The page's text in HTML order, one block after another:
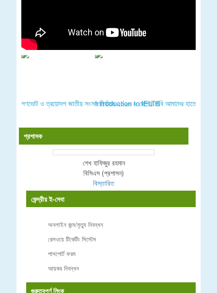
গণভোট ও ত্রয়োদশ জাতীয় সংসদ নির্বাচন ২০২৬ – দেশের চাবি আমাদের হাতে
Introduction to IELTS
প্রশাসক
শেখ হাফিজুর রহমান
বিসিএস (প্রশাসন)
বিস্তারিত
কেন্দ্রীয় ই-সেবা
অনলাইন জন্ম/মৃত্যু নিবন্ধন
রেলওয়ে টিকেটিং সিস্টেম
পাসপোর্ট ফরম
আয়কর নিবন্ধন
গুরুত্বপূর্ণ লিংক